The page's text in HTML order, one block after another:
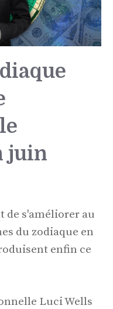
juin
de s'améliorer au
du zodiaque en
enfin ce
Luci Wells